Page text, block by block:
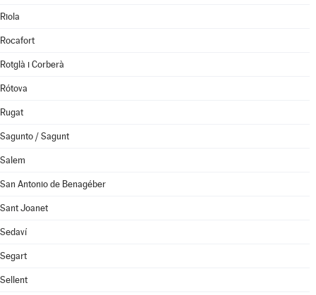
Riola
Rocafort
Rotglà i Corberà
Rótova
Rugat
Sagunto / Sagunt
Salem
San Antonio de Benagéber
Sant Joanet
Sedaví
Segart
Sellent